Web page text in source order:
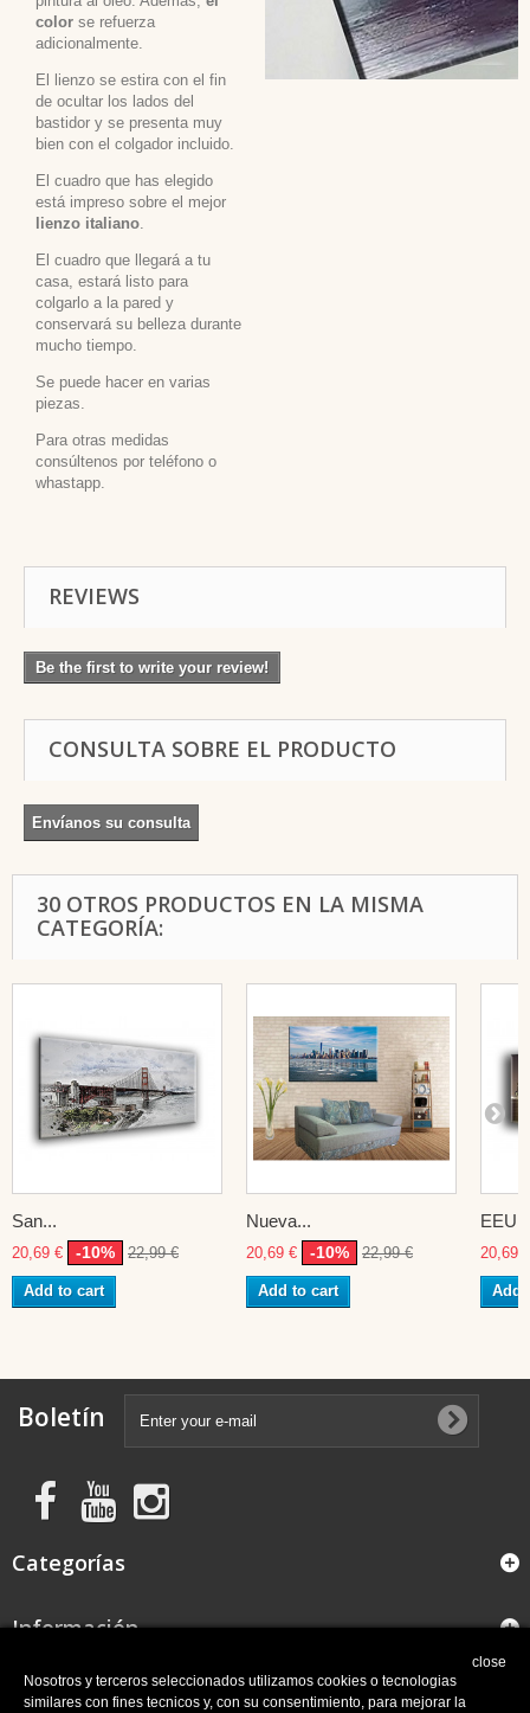
color se refuerza
adicionalmente.
El lienzo se estira con el fin
de ocultar los lados del
bastidor y se presenta muy
bien con el colgador incluido.
El cuadro que has elegido
está impreso sobre el mejor
lienzo italiano
El cuadro que llegará a tu
casa, estará listo para
colgarlo a la pared y
conservará su belleza durante
mucho tiempo.
Se puede hacer en varias
piezas.
Para otras medidas
consúltenos por teléfono o
whastapp.
REVIEWS
Be the first to write your review!
CONSULTA SOBRE EL PRODUCTO
Envíanos su consulta
30 OTROS PRODUCTOS EN LA MISMA
CATEGORÍA:
San...
20,69 € -10% 22,99 €
Add to cart
Nueva...
20,69 € -10% 22,99 €
Add to cart
20,69 €
Add
Boletín
Categorías
Información
close
Nosotros y terceros seleccionados utilizamos cookies o tecnologias
similares con fines tecnicos y, con su consentimiento, para mejorar la